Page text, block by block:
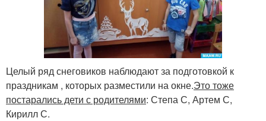
Целый ряд снеговиков наблюдают за подготовкой к
праздникам , которых разместили на окне.Это тоже
постарались дети с родителями: Степа С, Артем С,
Кирилл С.